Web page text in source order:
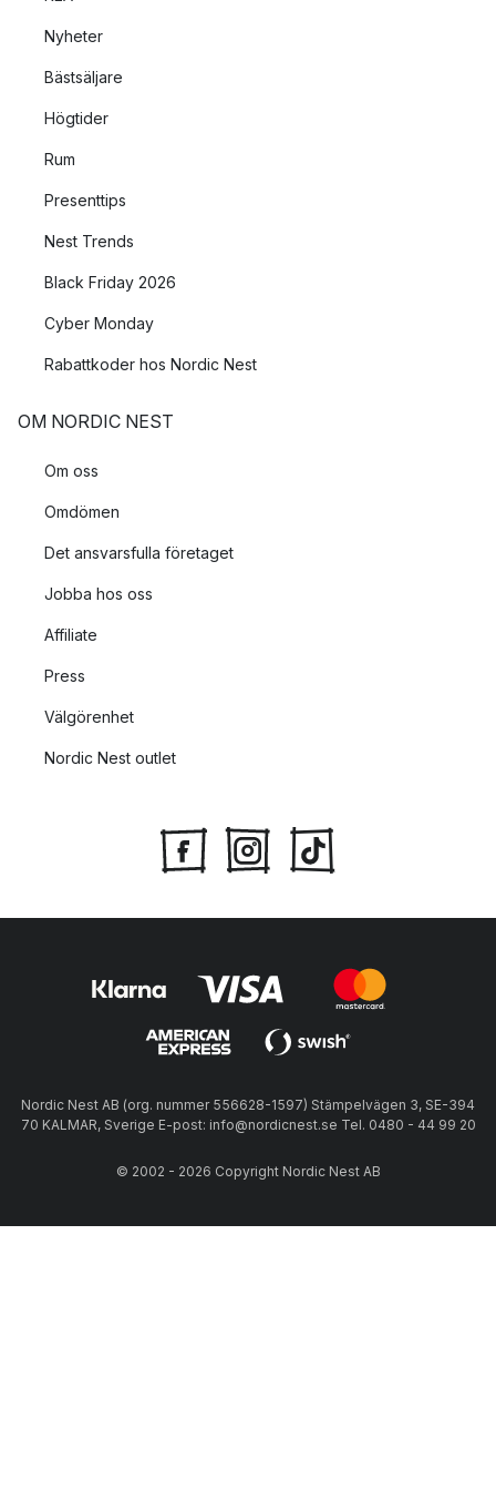
mellan staplade pannor för att undvika repor.
En keramisk stekpanna är ett långsiktigt val som erbjuder
av fördelarna med en panna som är enkel att använda och
rengöra. Oavsett om du väljer en Eva Trio, Fiskars, GreenPan
smidig och hälsosam. Investera i kvalitet och upplev skillnaden
Nyheter
Bästsäljare
Högtider
Rum
Presenttips
Nest Trends
Black Friday 2026
Cyber Monday
Rabattkoder hos Nordic Nest
OM NORDIC NEST
Om oss
Omdömen
Det ansvarsfulla företaget
Jobba hos oss
Affiliate
Press
Välgörenhet
Nordic Nest outlet
Nordic Nest AB (org. nummer 556628-1597) Stämpelvägen 3, SE-394
70 KALMAR, Sverige E-post: info@nordicnest.se Tel. 0480 - 44 99 20
© 2002 - 2026 Copyright Nordic Nest AB